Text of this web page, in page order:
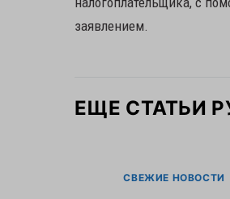
заявлением.
ЕЩЕ СТАТЬИ
СВЕЖИЕ НОВОСТИ